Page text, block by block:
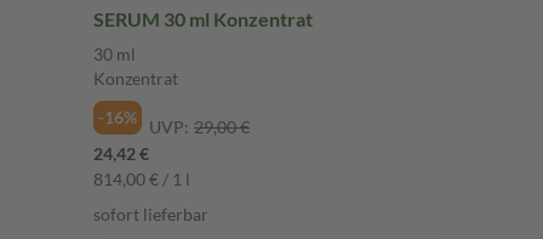
SERUM 30 ml Konzentrat
30 ml
Konzentrat
-16%
UVP: 29,00 €
24,42 €
814,00 € / 1 l
sofort lieferbar